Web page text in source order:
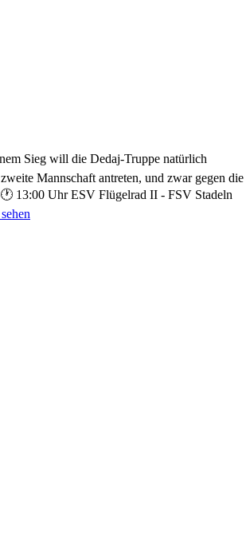
Sieg will die Dedaj-Truppe natürlich
Mannschaft antreten, und zwar gegen die
🕐 13:00 Uhr ESV Flügelrad II - FSV Stadeln